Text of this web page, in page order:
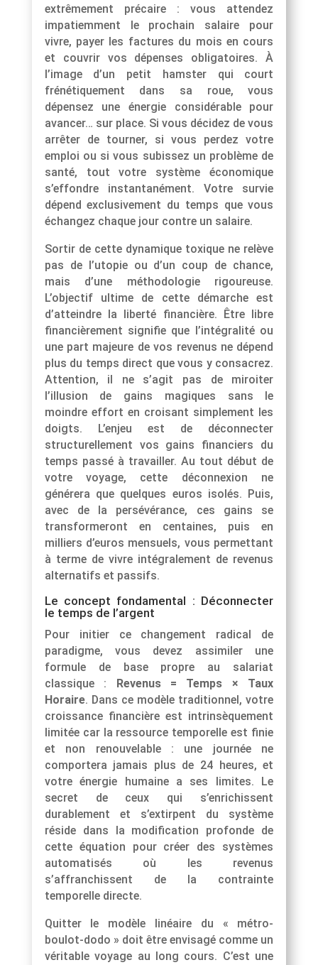
extrêmement précaire : vous attendez
impatiemment le prochain salaire pour
vivre, payer les factures du mois en cours
et couvrir vos dépenses obligatoires. À
l’image d’un petit hamster qui court
frénétiquement dans sa roue, vous
dépensez une énergie considérable pour
avancer… sur place. Si vous décidez de vous
arrêter de tourner, si vous perdez votre
emploi ou si vous subissez un problème de
santé, tout votre système économique
s’effondre instantanément. Votre survie
dépend exclusivement du temps que vous
échangez chaque jour contre un salaire.
Sortir de cette dynamique toxique ne relève
pas de l’utopie ou d’un coup de chance,
mais d’une méthodologie rigoureuse.
L’objectif ultime de cette démarche est
d’atteindre la liberté financière. Être libre
financièrement signifie que l’intégralité ou
une part majeure de vos revenus ne dépend
plus du temps direct que vous y consacrez.
Attention, il ne s’agit pas de miroiter
l’illusion de gains magiques sans le
moindre effort en croisant simplement les
doigts. L’enjeu est de déconnecter
structurellement vos gains financiers du
temps passé à travailler. Au tout début de
votre voyage, cette déconnexion ne
générera que quelques euros isolés. Puis,
avec de la persévérance, ces gains se
transformeront en centaines, puis en
milliers d’euros mensuels, vous permettant
à terme de vivre intégralement de revenus
alternatifs et passifs.
Le concept fondamental : Déconnecter
le temps de l’argent
Pour initier ce changement radical de
paradigme, vous devez assimiler une
formule de base propre au salariat
classique : Revenus = Temps × Taux
Horaire. Dans ce modèle traditionnel, votre
croissance financière est intrinsèquement
limitée car la ressource temporelle est finie
et non renouvelable : une journée ne
comportera jamais plus de 24 heures, et
votre énergie humaine a ses limites. Le
secret de ceux qui s’enrichissent
durablement et s’extirpent du système
réside dans la modification profonde de
cette équation pour créer des systèmes
automatisés où les revenus
s’affranchissent de la contrainte
temporelle directe.
Quitter le modèle linéaire du « métro-
boulot-dodo » doit être envisagé comme un
véritable voyage au long cours. C’est une